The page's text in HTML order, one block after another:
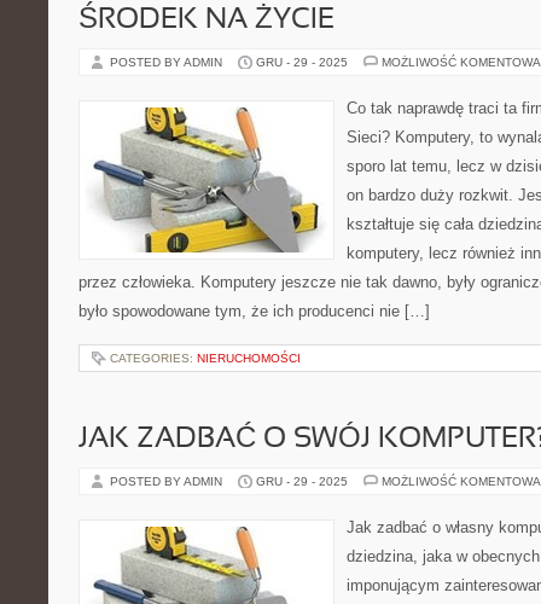
ŚRODEK NA ŻYCIE
POSTED BY ADMIN GRU - 29 - 2025 MOŻLIWOŚĆ
Co tak naprawdę traci ta
Sieci? Komputery, to
sporo lat temu, lecz w
on bardzo duży rozkwit.
kształtuje się cała
komputery, lecz również
przez człowieka. Komputery jeszcze nie tak dawno, były
było spowodowane tym, że ich producenci nie […]
CATEGORIES: NIERUCHOMOŚCI
JAK ZADBAĆ O SWÓJ
POSTED BY ADMIN GRU - 29 - 2025 MOŻLIWOŚĆ
Jak zadbać o własny
dziedzina, jaka w
imponującym